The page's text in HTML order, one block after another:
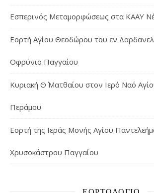
Εσπερινός Μεταμορφώσεως στα ΚΑΑΥ
Εορτή Αγίου Θεοδώρου του εν
Οφρύνιο Παγγαίου
Κυριακή Θ΄ Ματθαίου στον Ιερό Ναό
Περάμου
Εορτή της Ιεράς Μονής Αγίου
Χρυσοκάστρου Παγγαίου